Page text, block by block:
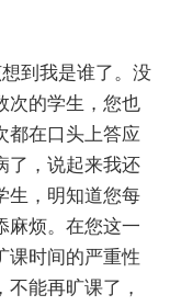
到我是谁了。没
次的学生，您也
都在口头上答应
了，说起来我还
生，明知道您每
麻烦。在您这一
课时间的严重性
能再旷课了，